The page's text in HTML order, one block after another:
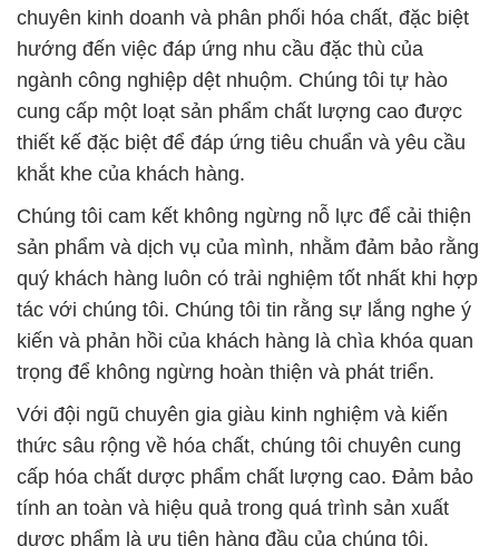
thiết kế đặc biệt để đáp ứng tiêu chuẩn và yêu cầu
khắt khe của khách hàng.
Chúng tôi cam kết không ngừng nỗ lực để cải thiện
sản phẩm và dịch vụ của mình, nhằm đảm bảo rằng
quý khách hàng luôn có trải nghiệm tốt nhất khi hợp
tác với chúng tôi. Chúng tôi tin rằng sự lắng nghe ý
kiến và phản hồi của khách hàng là chìa khóa quan
trọng để không ngừng hoàn thiện và phát triển.
Với đội ngũ chuyên gia giàu kinh nghiệm và kiến
thức sâu rộng về hóa chất, chúng tôi chuyên cung
cấp hóa chất dược phẩm chất lượng cao. Đảm bảo
tính an toàn và hiệu quả trong quá trình sản xuất
dược phẩm là ưu tiên hàng đầu của chúng tôi.
Chúng tôi cũng cam kết đồng hành cùng khách
hàng bằng việc hỗ trợ vận chuyển và giao hàng
đúng hẹn. Chất lượng là danh tiếng, và chúng tôi
không ngừng nỗ lực để trở thành đối tác tin cậy